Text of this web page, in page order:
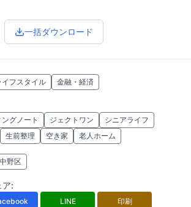
一括ダウンロード
イフスタイル 金融・経済
グノート ジェクトワン
シニアライフ
生前整理 空き家 老人ホーム
野区
ア:
LINE 印刷